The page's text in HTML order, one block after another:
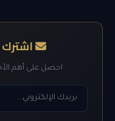
اشترك
احصل على أهم